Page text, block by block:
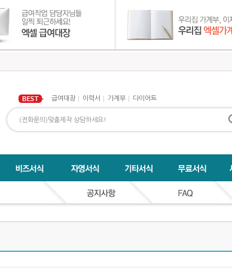
급여대장 이력서 가계부 다이어트